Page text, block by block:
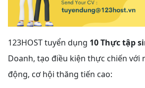
123HOST tuyển dụng 10 Thực tập
Doanh, tạo điều kiện thực chiến với
động, cơ hội thăng tiến cao: